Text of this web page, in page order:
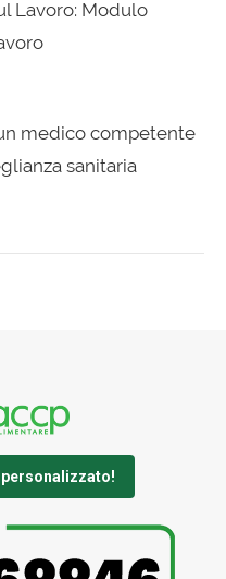
Lavoro: Modulo
medico competente
sanitaria